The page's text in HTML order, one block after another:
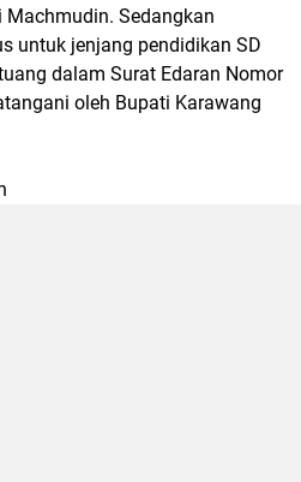
Machmudin. Sedangkan
untuk jenjang pendidikan SD
dalam Surat Edaran Nomor
oleh Bupati Karawang